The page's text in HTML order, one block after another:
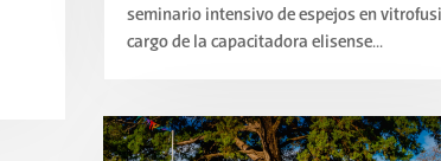
seminario intensivo de espejos en
cargo de la capacitadora elisense...